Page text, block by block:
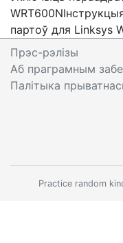
WRT600N
партоў для Linksys
Прэс-рэлізы
Аб праграмным
Палітыка
Practice random